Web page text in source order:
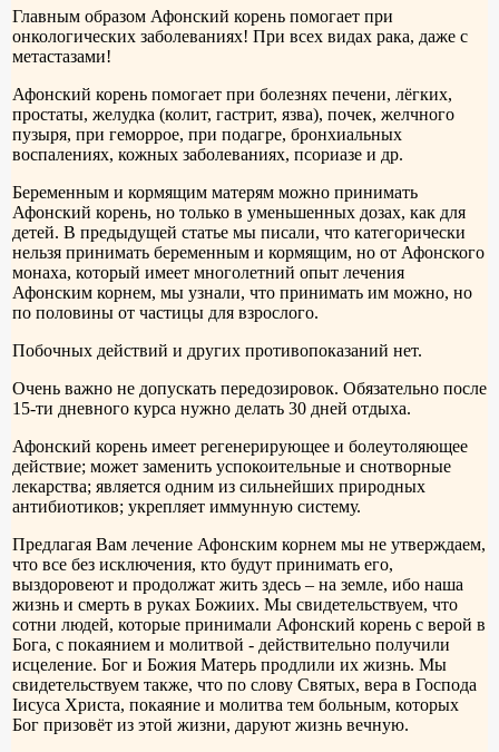
Главным образом Афонский корень помогает при
онкологических заболеваниях! При всех видах рака, даже с
метастазами!
Афонский корень помогает при болезнях печени, лёгких,
простаты, желудка (колит, гастрит, язва), почек, желчного
пузыря, при геморрое, при подагре, бронхиальных
воспалениях, кожных заболеваниях, псориазе и др.
Беременным и кормящим матерям можно принимать
Афонский корень, но только в уменьшенных дозах, как для
детей. В предыдущей статье мы писали, что категорически
нельзя принимать беременным и кормящим, но от Афонского
монаха, который имеет многолетний опыт лечения
Афонским корнем, мы узнали, что принимать им можно, но
по половины от частицы для взрослого.
Побочных действий и других противопоказаний нет.
Очень важно не допускать передозировок. Обязательно после
15-ти дневного курса нужно делать 30 дней отдыха.
Афонский корень имеет регенерирующее и болеутоляющее
действие; может заменить успокоительные и снотворные
лекарства; является одним из сильнейших природных
антибиотиков; укрепляет иммунную систему.
Предлагая Вам лечение Афонским корнем мы не утверждаем,
что все без исключения, кто будут принимать его,
выздоровеют и продолжат жить здесь – на земле, ибо наша
жизнь и смерть в руках Божиих. Мы свидетельствуем, что
сотни людей, которые принимали Афонский корень с верой в
Бога, с покаянием и молитвой - действительно получили
исцеление. Бог и Божия Матерь продлили их жизнь. Мы
свидетельствуем также, что по слову Святых, вера в Господа
Iисуса Христа, покаяние и молитва тем больным, которых
Бог призовёт из этой жизни, даруют жизнь вечную.